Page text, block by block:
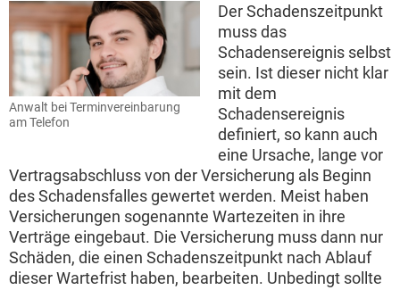
Anwalt bei Terminvereinbarung
am Telefon
Der Schadenszeitpunkt
muss das
Schadensereignis selbst
sein. Ist dieser nicht klar
mit dem
Schadensereignis
definiert, so kann auch
eine Ursache, lange vor
Vertragsabschluss von der Versicherung als Beginn
des Schadensfalles gewertet werden. Meist haben
Versicherungen sogenannte Wartezeiten in ihre
Verträge eingebaut. Die Versicherung muss dann nur
Schäden, die einen Schadenszeitpunkt nach Ablauf
dieser Wartefrist haben, bearbeiten. Unbedingt sollte